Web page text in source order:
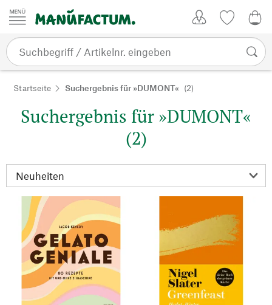
Zum Inhalt springen
Startseite Suchergebnis für »DUMONT« (2)
Suchergebnis für »DUMONT«
(2)